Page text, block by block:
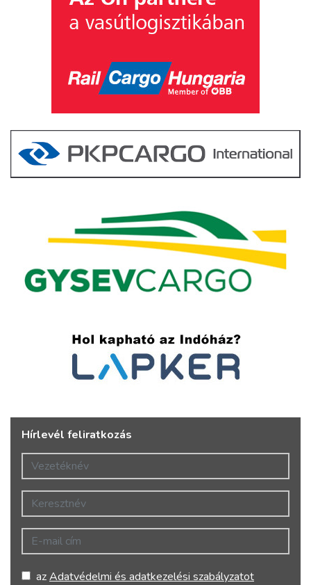
Hírlevél feliratkozás
Vezetéknév
Keresztnév
E-mail cím
azAdatvédelmi és adatkezelési szabályzatot